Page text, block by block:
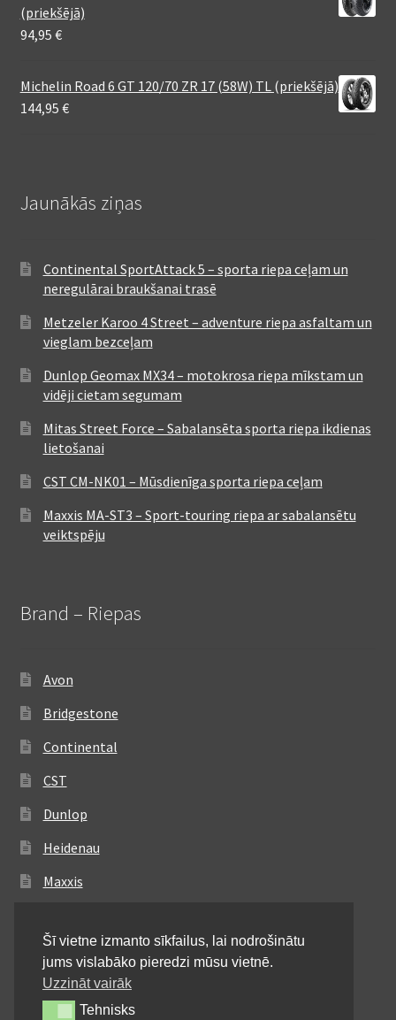
(priekšējā)
94,95 €
Michelin Road 6 GT 120/70 ZR 17 (58W) TL (priekšējā)
144,95 €
Jaunākās ziņas
Continental SportAttack 5 – sporta riepa ceļam un
neregulārai braukšanai trasē
Metzeler Karoo 4 Street – adventure riepa asfaltam un
vieglam bezceļam
Dunlop Geomax MX34 – motokrosa riepa mīkstam un
vidēji cietam segumam
Mitas Street Force – Sabalansēta sporta riepa ikdienas
lietošanai
CST CM-NK01 – Mūsdienīga sporta riepa ceļam
Maxxis MA-ST3 – Sport-touring riepa ar sabalansētu
veiktspēju
Brand – Riepas
Avon
Bridgestone
Continental
CST
Dunlop
Heidenau
Maxxis
Michelin
Mitas
Pirelli
Šī vietne izmanto sīkfailus, lai nodrošinātu
jums vislabāko pieredzi mūsu vietnē.
Uzzināt vairāk
TehnisksTehnisks